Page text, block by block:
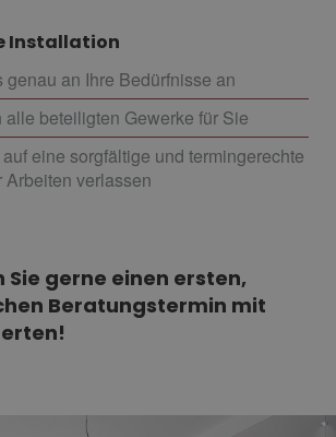
Installation
an Ihre Bedürfnisse an
beteiligten Gewerke für Sie
eine sorgfältige und termingerechte
verlassen
gerne einen ersten,
Beratungstermin mit